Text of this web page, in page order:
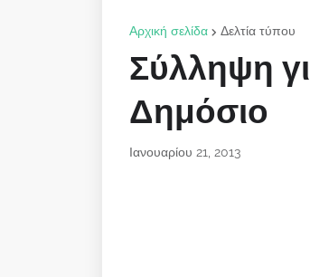
Αρχική σελίδα Δελτία τύπου
Σύλληψη
Δημόσιο
Ιανουαρίου 21, 2013